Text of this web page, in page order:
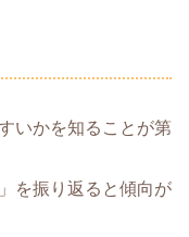
いかを知ることが第
を振り返ると傾向が